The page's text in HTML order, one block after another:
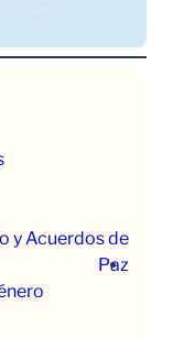
y Acuerdos de
Paz